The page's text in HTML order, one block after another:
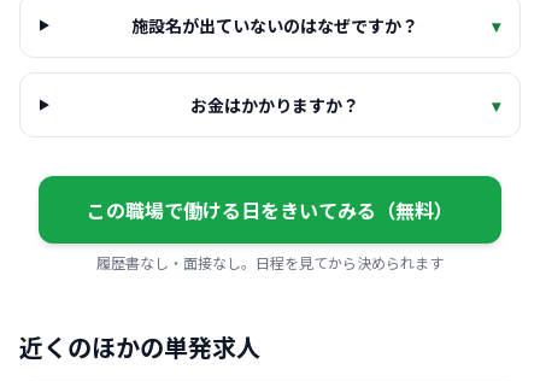
施設名が出ていないのはなぜですか？ ▾
お金はかかりますか？ ▾
この職場で働ける日をきいてみる（無料）
履歴書なし・面接なし。日程を見てから決められます
近くのほかの単発求人